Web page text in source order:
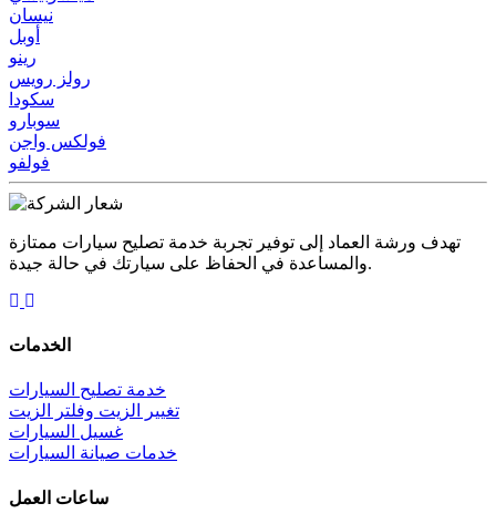
نيسان
أوبل
رينو
رولز رويس
سكودا
سوبارو
فولكس واجن
فولفو
تهدف ورشة العماد إلى توفير تجربة خدمة تصليح سيارات ممتازة
والمساعدة في الحفاظ على سيارتك في حالة جيدة.
الخدمات
خدمة تصليح السيارات
تغيير الزيت وفلتر الزيت
غسيل السيارات
خدمات صيانة السيارات
ساعات العمل